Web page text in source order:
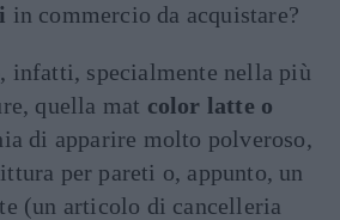
in commercio da acquistare?
infatti, specialmente nella più
quella mat color latte o
di apparire molto polveroso,
per pareti o, appunto, un
(un articolo di cancelleria